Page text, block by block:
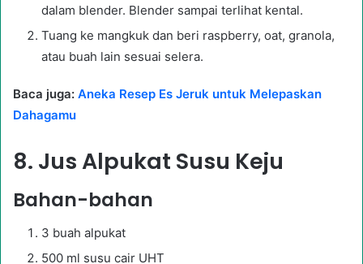
dalam blender. Blender sampai terlihat kental.
Tuang ke mangkuk dan beri raspberry, oat, granola,
atau buah lain sesuai selera.
Baca juga: Aneka Resep Es Jeruk untuk Melepaskan
Dahagamu
8. Jus Alpukat Susu Keju
Bahan-bahan
3 buah alpukat
500 ml susu cair UHT